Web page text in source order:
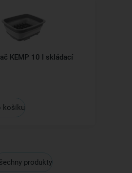
KEMP 10 l skládací
košíku
produkty